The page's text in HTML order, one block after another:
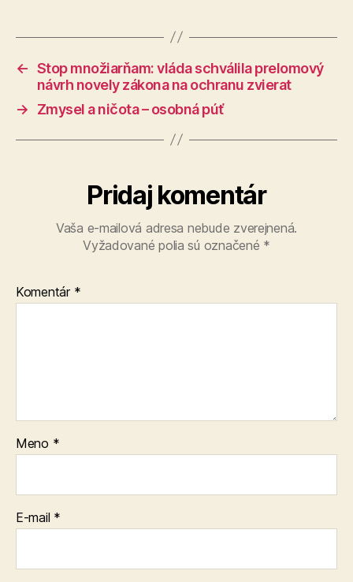
← Stop množiarňam: vláda schválila prelomový
návrh novely zákona na ochranu zvierat
→
Zmysel a ničota – osobná púť
Pridaj komentár
Vaša e-mailová adresa nebude zverejnená.
Vyžadované polia sú označené *
Komentár *
Meno *
E-mail *